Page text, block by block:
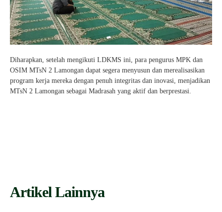
Diharapkan, setelah mengikuti LDKMS ini, para pengurus MPK dan
OSIM MTsN 2 Lamongan dapat segera menyusun dan merealisasikan
program kerja mereka dengan penuh integritas dan inovasi, menjadikan
MTsN 2 Lamongan sebagai Madrasah yang aktif dan berprestasi.
Artikel Lainnya